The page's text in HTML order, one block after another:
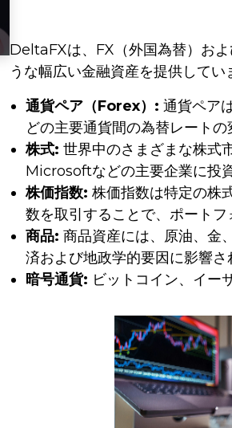
DeltaFXは、FX（外国為替）お
うな幅広い金融資産を提供してい
通貨ペア（Forex）: 通貨ペア
どの主要通貨間の為替レートの
株式: 世界中のさまざまな株式
Microsoftなどの主要企業に投
株価指数: 株価指数は特定の株
数を取引することで、ポートフ
商品: 商品資産には、原油、金
済および地政学的要因に影響
暗号通貨: ビットコイン、イー